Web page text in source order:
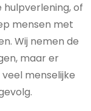
of
mensen met
Wij nemen de
maar er
menselijke